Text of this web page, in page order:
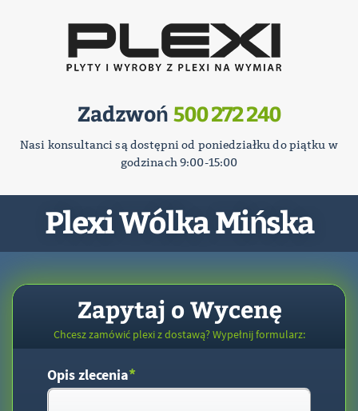
Zadzwoń 500 272 240
Nasi konsultanci są dostępni od poniedziałku do piątku w
godzinach 9:00-15:00
Plexi Wólka Mińska
Zapytaj o Wycenę
Chcesz zamówić plexi z dostawą? Wypełnij formularz:
Opis zlecenia*